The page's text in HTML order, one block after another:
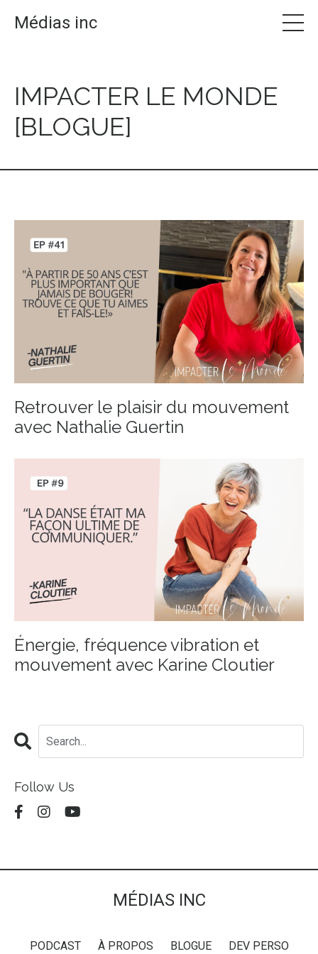
Médias inc
IMPACTER LE MONDE
[BLOGUE]
Retrouver le plaisir du mouvement
avec Nathalie Guertin
Énergie, fréquence vibration et
mouvement avec Karine Cloutier
Follow Us
MÉDIAS INC
PODCAST À PROPOS BLOGUE DEV PERSO